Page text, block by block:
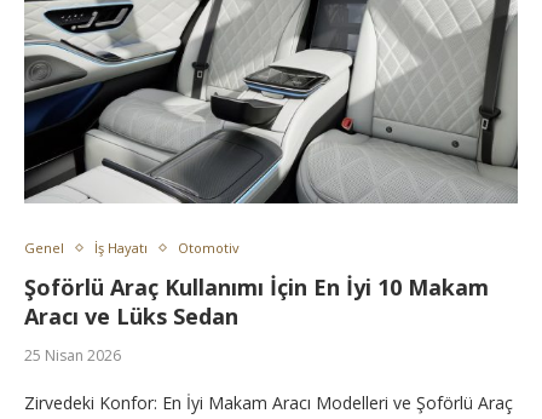
Genel İş Hayatı Otomotiv
Şoförlü Araç Kullanımı İçin En İyi 10 Makam
Aracı ve Lüks Sedan
25 Nisan 2026
Zirvedeki Konfor: En İyi Makam Aracı Modelleri ve Şoförlü Araç